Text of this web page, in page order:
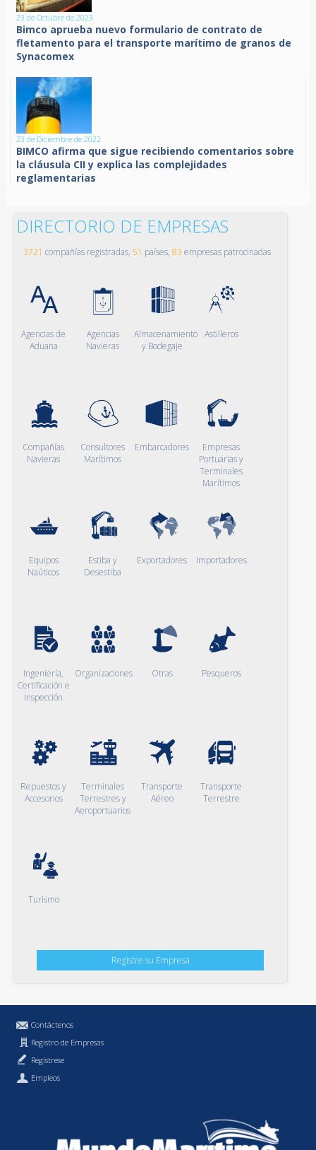
23 de Octubre de 2023
Bimco aprueba nuevo formulario de contrato de
fletamento para el transporte marítimo de granos de
Synacomex
23 de Diciembre de 2022
BIMCO afirma que sigue recibiendo comentarios sobre
la cláusula CII y explica las complejidades
reglamentarias
DIRECTORIO DE EMPRESAS
3721 compañías registradas, 51 países, 83 empresas patrocinadas
Agencias de
Aduana
Agencias
Navieras
Almacenamiento
y Bodegaje
Astilleros
Compañías
Navieras
Consultores
Marítimos
Embarcadores
Empresas
Portuarias y
Terminales
Marítimos
Equipos
Naúticos
Estiba y
Desestiba
Exportadores Importadores
Ingeniería,
Certificación e
Inspección
Organizaciones Otras Pesqueros
Repuestos y
Accesorios
Terminales
Terrestres y
Aeroportuarios
Transporte
Aéreo
Transporte
Terrestre
Turismo
Registre su Empresa
Contáctenos
Registro de Empresas
Regístrese
Empleos